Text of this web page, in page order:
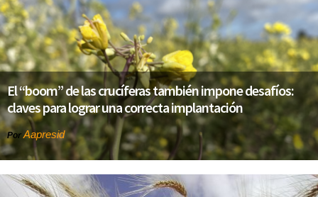
El “boom” de las crucíferas también impone desafíos:
claves para lograr una correcta implantación
Por Aapresid